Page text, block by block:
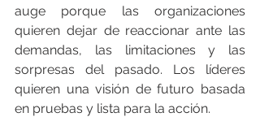
auge porque las organizaciones
quieren dejar de reaccionar ante las
demandas, las limitaciones y las
sorpresas del pasado. Los líderes
quieren una visión de futuro basada
en pruebas y lista para la acción.